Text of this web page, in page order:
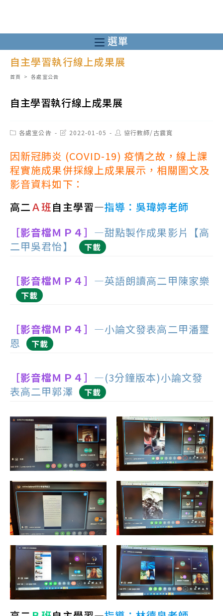
至
主
選單
自主學習執行線上成果展
首頁 > 各處室公告
自主學習執行線上成果展
Post各處室公告
Post2022-01-05
Post協行教師/古震寬
因新冠肺炎 (COVID-19) 疫情之故，線上課
程實施成果併採線上成果展示，相關圖文及
影音資料如下：
高二Ａ班自主學習—指導：吳瑋婷老師
［影音檔ＭＰ４］ —甜點製作成果影片【高
二甲吳君怡】
下載
［影音檔ＭＰ４］ —英語朗讀高二甲陳家樂
下載
［影音檔ＭＰ４］ —小論文發表高二甲潘璽
恩
下載
［影音檔ＭＰ４］ —(3分鐘版本)小論文發
表高二甲郭澤
下載